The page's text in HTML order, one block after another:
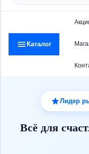
Установка
Подписка на
Недавно
Возвраты
Заявки на
Каталог
Лидер
Всё для